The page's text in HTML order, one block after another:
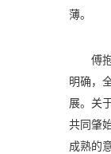
薄。
傅
明确，
展。关
共同肇
成熟的